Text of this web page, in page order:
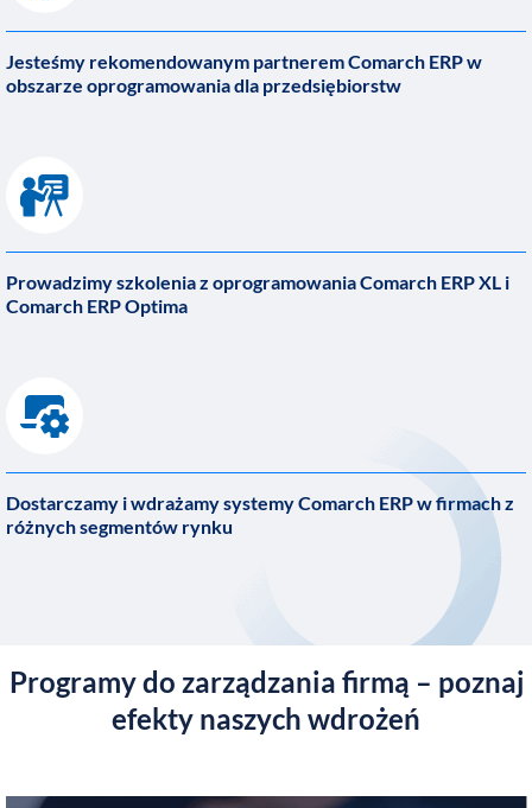
Jesteśmy rekomendowanym partnerem Comarch ERP w
obszarze oprogramowania dla przedsiębiorstw
Prowadzimy szkolenia z oprogramowania Comarch ERP XL i
Comarch ERP Optima
Dostarczamy i wdrażamy systemy Comarch ERP w firmach z
różnych segmentów rynku
Programy do zarządzania firmą – poznaj
efekty naszych wdrożeń